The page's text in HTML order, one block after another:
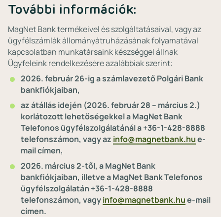
További információk:
MagNet Bank termékeivel és szolgáltatásaival, vagy az
ügyfélszámlák állományátruházásának folyamatával
kapcsolatban munkatársaink készséggel állnak
Ügyfeleink rendelkezésére azalábbiak szerint:
2026. február 26-ig a számlavezető Polgári Bank
bankfiókjaiban,
az átállás idején (2026. február 28 – március 2.)
korlátozott lehetőségekkel a MagNet Bank
Telefonos ügyfélszolgálatánál a +36-1-428-8888
telefonszámon, vagy az info@magnetbank.hue-
mail címen,
2026. március 2-től, a MagNet Bank
bankfiókjaiban, illetve a MagNet Bank Telefonos
ügyfélszolgálatán +36-1-428-8888
telefonszámon, vagyinfo@magnetbank.hue-mail
címen.